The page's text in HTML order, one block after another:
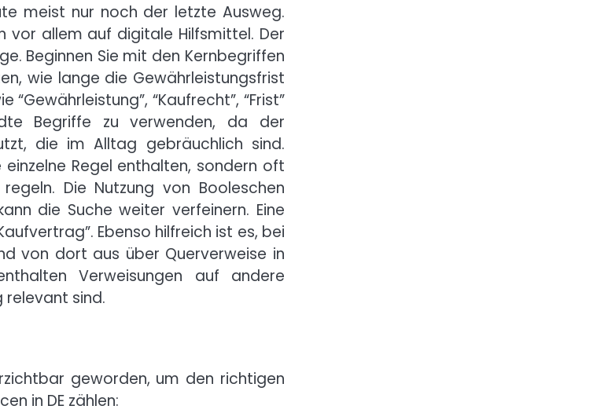
meist nur noch der letzte Ausweg.
vor allem auf digitale Hilfsmittel. Der
Beginnen Sie mit den Kernbegriffen
wie lange die Gewährleistungsfrist
“Kaufrecht”, “Frist”
Begriffe zu verwenden, da der
die im Alltag gebräuchlich sind.
einzelne Regel enthalten, sondern oft
Die Nutzung von Booleschen
die Suche weiter verfeinern. Eine
Ebenso hilfreich ist es, bei
von dort aus über Querverweise in
Verweisungen auf andere
relevant sind.
geworden, um den richtigen
in DE zählen: